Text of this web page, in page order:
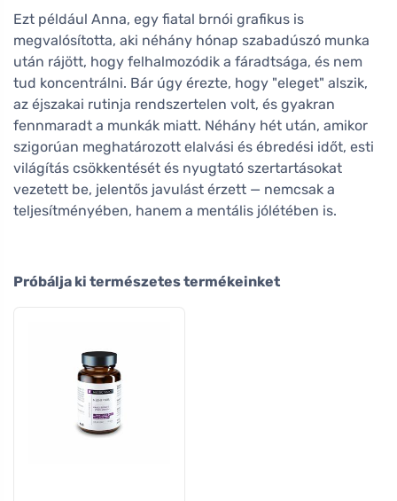
Ezt például Anna, egy fiatal brnói grafikus is
megvalósította, aki néhány hónap szabadúszó munka
után rájött, hogy felhalmozódik a fáradtsága, és nem
tud koncentrálni. Bár úgy érezte, hogy "eleget" alszik,
az éjszakai rutinja rendszertelen volt, és gyakran
fennmaradt a munkák miatt. Néhány hét után, amikor
szigorúan meghatározott elalvási és ébredési időt, esti
világítás csökkentését és nyugtató szertartásokat
vezetett be, jelentős javulást érzett — nemcsak a
teljesítményében, hanem a mentális jólétében is.
Próbálja ki természetes termékeinket